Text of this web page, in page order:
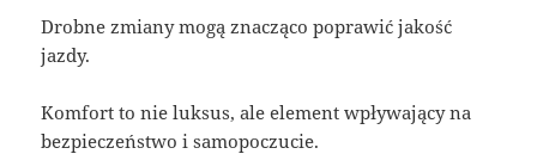
Drobne zmiany mogą znacząco poprawić jakość
jazdy.
Komfort to nie luksus, ale element wpływający na
bezpieczeństwo i samopoczucie.